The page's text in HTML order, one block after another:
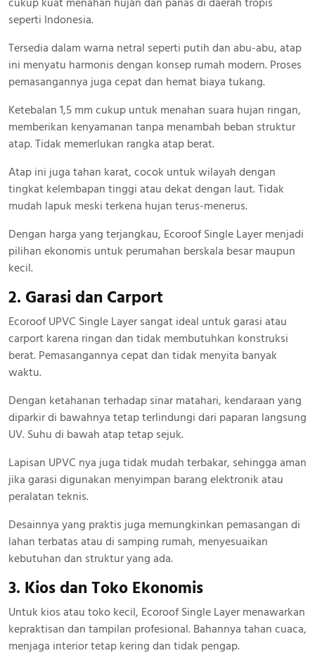
seperti Indonesia.
Tersedia dalam warna netral seperti putih dan abu-abu, atap
ini menyatu harmonis dengan konsep rumah modern. Proses
pemasangannya juga cepat dan hemat biaya tukang.
Ketebalan 1,5 mm cukup untuk menahan suara hujan ringan,
memberikan kenyamanan tanpa menambah beban struktur
atap. Tidak memerlukan rangka atap berat.
Atap ini juga tahan karat, cocok untuk wilayah dengan
tingkat kelembapan tinggi atau dekat dengan laut. Tidak
mudah lapuk meski terkena hujan terus-menerus.
Dengan harga yang terjangkau, Ecoroof Single Layer menjadi
pilihan ekonomis untuk perumahan berskala besar maupun
kecil.
2. Garasi dan Carport
Ecoroof UPVC Single Layer sangat ideal untuk garasi atau
carport karena ringan dan tidak membutuhkan konstruksi
berat. Pemasangannya cepat dan tidak menyita banyak
waktu.
Dengan ketahanan terhadap sinar matahari, kendaraan yang
diparkir di bawahnya tetap terlindungi dari paparan langsung
UV. Suhu di bawah atap tetap sejuk.
Lapisan UPVC nya juga tidak mudah terbakar, sehingga aman
jika garasi digunakan menyimpan barang elektronik atau
peralatan teknis.
Desainnya yang praktis juga memungkinkan pemasangan di
lahan terbatas atau di samping rumah, menyesuaikan
kebutuhan dan struktur yang ada.
3. Kios dan Toko Ekonomis
Untuk kios atau toko kecil, Ecoroof Single Layer menawarkan
kepraktisan dan tampilan profesional. Bahannya tahan cuaca,
menjaga interior tetap kering dan tidak pengap.